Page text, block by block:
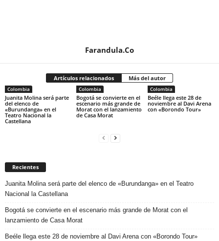
Farandula.Co
Artículos relacionados Más del autor
Colombia
Juanita Molina será parte
del elenco de
«Burundanga» en el
Teatro Nacional la
Castellana
Colombia
Bogotá se convierte en el
escenario más grande de
Morat con el lanzamiento
de Casa Morat
Colombia
Beéle llega este 28 de
noviembre al Davi Arena
con «Borondo Tour»
Recientes
Juanita Molina será parte del elenco de «Burundanga» en el Teatro
Nacional la Castellana
Bogotá se convierte en el escenario más grande de Morat con el
lanzamiento de Casa Morat
Beéle llega este 28 de noviembre al Davi Arena con «Borondo Tour»